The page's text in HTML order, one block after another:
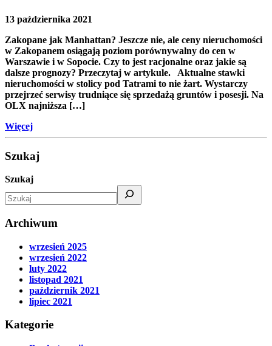
13 października 2021
Zakopane jak Manhattan? Jeszcze nie, ale ceny nieruchomości
w Zakopanem osiągają poziom porównywalny do cen w
Warszawie i w Sopocie. Czy to jest racjonalne oraz jakie są
dalsze prognozy? Przeczytaj w artykule. Aktualne stawki
nieruchomości w stolicy pod Tatrami to nie żart. Wystarczy
przejrzeć serwisy trudniące się sprzedażą gruntów i posesji. Na
OLX najniższa […]
Więcej
Szukaj
Szukaj
Archiwum
wrzesień 2025
wrzesień 2022
luty 2022
listopad 2021
październik 2021
lipiec 2021
Kategorie